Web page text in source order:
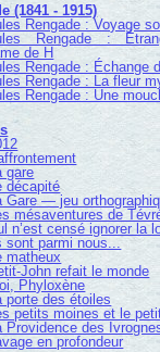
(1841 - 1915)
Rengade : Voyage
Rengade :
de H
Rengade : Échange
Rengade : La fleur
Rengade : Une
gare
décapité
Gare — jeu
mésaventures de
n’est censé ignorer la
sont parmi nous...
matheux
John refait le monde
Phyloxène
porte des étoiles
petits moines et le
Providence des
en profondeur